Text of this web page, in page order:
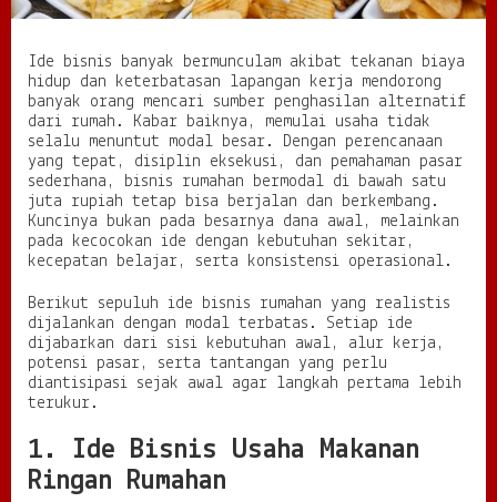
d
B
a
w
h
S
t
u
J
u
a
y
a
n
g
L
a
Ide bisnis banyak bermunculam akibat tekanan biaya
hidup dan keterbatasan lapangan kerja mendorong
banyak orang mencari sumber penghasilan alternatif
dari rumah. Kabar baiknya, memulai usaha tidak
selalu menuntut modal besar. Dengan perencanaan
yang tepat, disiplin eksekusi, dan pemahaman pasar
sederhana, bisnis rumahan bermodal di bawah satu
juta rupiah tetap bisa berjalan dan berkembang.
Kuncinya bukan pada besarnya dana awal, melainkan
pada kecocokan ide dengan kebutuhan sekitar,
kecepatan belajar, serta konsistensi operasional.
Berikut sepuluh ide bisnis rumahan yang realistis
dijalankan dengan modal terbatas. Setiap ide
dijabarkan dari sisi kebutuhan awal, alur kerja,
potensi pasar, serta tantangan yang perlu
diantisipasi sejak awal agar langkah pertama lebih
terukur.
1. Ide Bisnis Usaha Makanan
Ringan Rumahan